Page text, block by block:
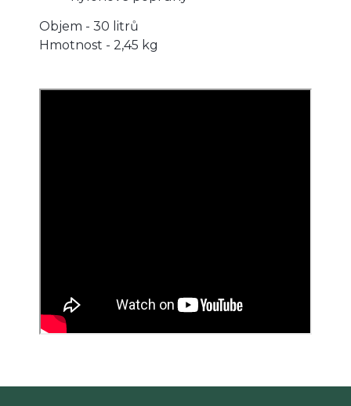
Objem - 30 litrů
Hmotnost - 2,45 kg